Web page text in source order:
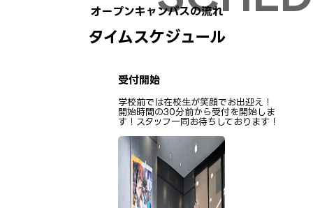
オープンキャンパスの流れ
タイムスケジュール
受付開始
学校前では在校生が笑顔でお出迎え！
開始時間の30分前から受付を開始しま
す！スタッフ一同お待ちしております！